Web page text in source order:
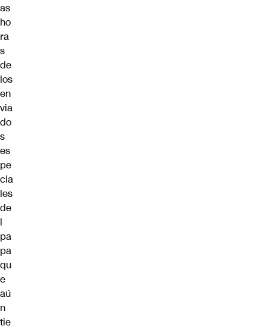
as
ho
ra
s
de
los
en
via
do
s
es
pe
cia
les
de
l
pa
pa
qu
e
aú
n
tie